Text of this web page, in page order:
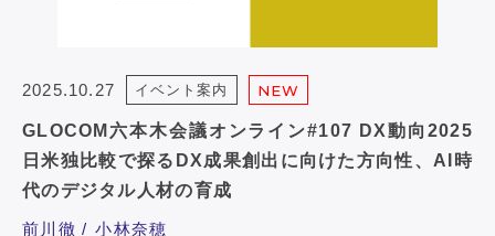
2025.10.27 イベント案内 NEW
GLOCOM六本木会議オンライン#107 DX動向2025
日米独比較で探るDX成果創出に向けた方向性、AI時
代のデジタル人材の育成
前川徹 小林奈穂